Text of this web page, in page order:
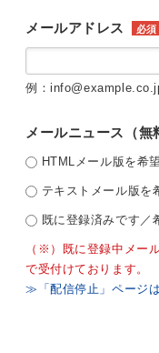
メールアドレス 必須
例：
メールニュース（無
HTMLメール版を希
テキストメール版を
既に登録済みです／
（※）既に登録中メー
で受付けております。
≫「配信停止」ページ